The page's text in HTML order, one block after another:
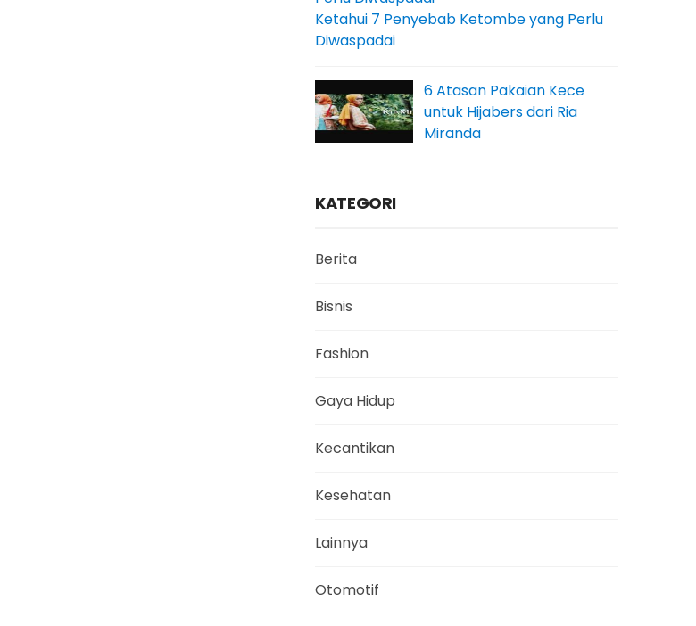
Ketahui 7 Penyebab Ketombe yang Perlu
Diwaspadai
6 Atasan Pakaian Kece
untuk Hijabers dari Ria
Miranda
KATEGORI
Berita
Bisnis
Fashion
Gaya Hidup
Kecantikan
Kesehatan
Lainnya
Otomotif